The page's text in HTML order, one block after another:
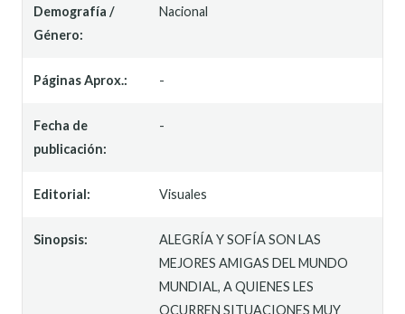
Demografía /
Género:
Nacional
Páginas Aprox.: -
Fecha de
publicación:
-
Editorial: Visuales
Sinopsis:
ALEGRÍA Y SOFÍA SON LAS
MEJORES AMIGAS DEL MUNDO
MUNDIAL, A QUIENES LES
OCURREN SITUACIONES MUY